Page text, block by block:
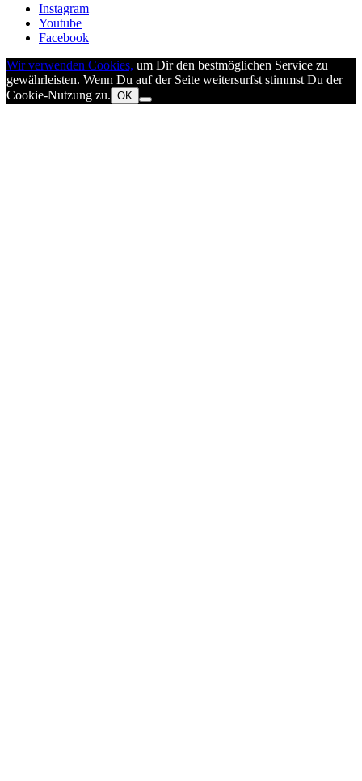
Instagram
Youtube
Facebook
Wir verwenden Cookies, um Dir den bestmöglichen Service zu
gewährleisten. Wenn Du auf der Seite weitersurfst stimmst Du der
Cookie-Nutzung zu. OK